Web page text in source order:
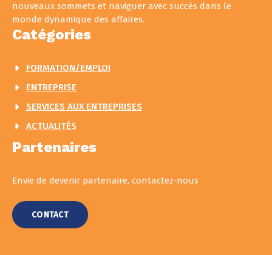
nouveaux sommets et naviguer avec succès dans le
monde dynamique des affaires.
Catégories
FORMATION/EMPLOI
ENTREPRISE
SERVICES AUX ENTREPRISES
ACTUALITÉS
Partenaires
Envie de devenir partenaire, contactez-nous
CONTACT